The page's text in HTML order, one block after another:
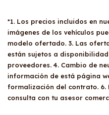
*1. Los precios incluidos en
imágenes de los vehículos
modelo ofertado. 3. Las
están sujetos a
proveedores. 4. Cambio de
información de está página
formalización del contrato.
consulta con tu asesor